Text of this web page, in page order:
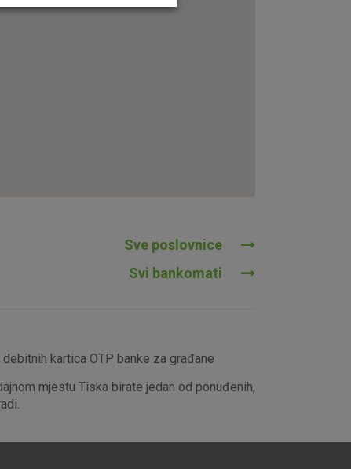
Sve poslovnice
Svi bankomati
kartica OTP banke za građane
mjestu Tiska birate jedan od ponuđenih,